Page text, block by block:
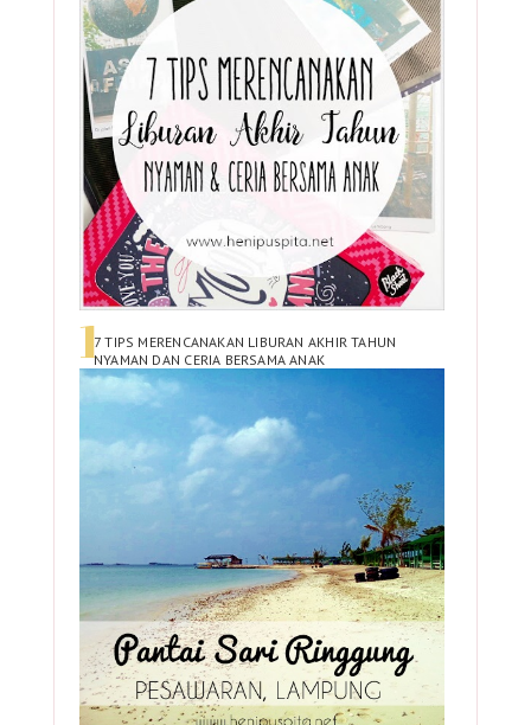
7 TIPS MERENCANAKAN LIBURAN AKHIR TAHUN
NYAMAN DAN CERIA BERSAMA ANAK